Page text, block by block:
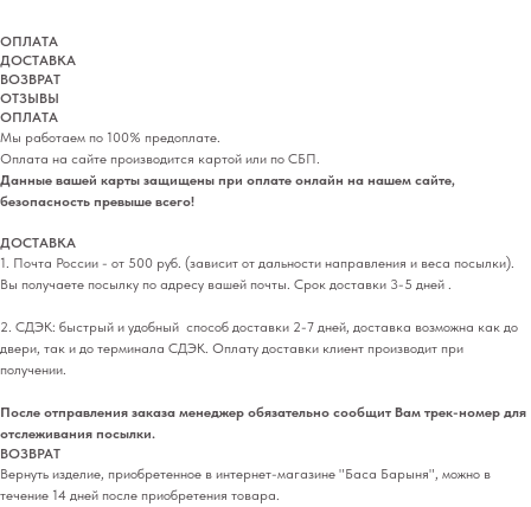
ОПЛАТА
ДОСТАВКА
ВОЗВРАТ
ОТЗЫВЫ
ОПЛАТА
Мы работаем по 100% предоплате.
Оплата на сайте производится картой или по СБП.
Данные вашей карты защищены при оплате онлайн на нашем сайте,
безопасность превыше всего!
ДОСТАВКА
1. Почта России - от 500 руб. (зависит от дальности направления и веса посылки).
Вы получаете посылку по адресу вашей почты. Срок доставки 3-5 дней .
2. СДЭК: быстрый и удобный способ доставки 2-7 дней, доставка возможна как до
двери, так и до терминала СДЭК. Оплату доставки клиент производит при
получении.
После отправления заказа менеджер обязательно сообщит Вам трек-номер для
отслеживания посылки.
ВОЗВРАТ
Вернуть изделие, приобретенное в интернет-магазине "Баса Барыня", можно в
течение 14 дней после приобретения товара.